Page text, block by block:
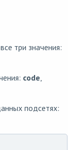
три значения:
code,
подсетях: